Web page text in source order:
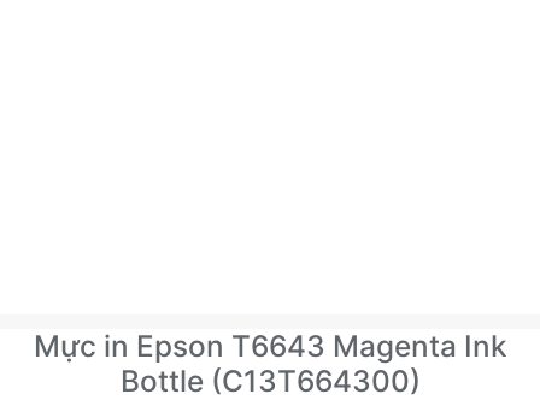
Mực in Epson T6643 Magenta Ink
Bottle (C13T664300)